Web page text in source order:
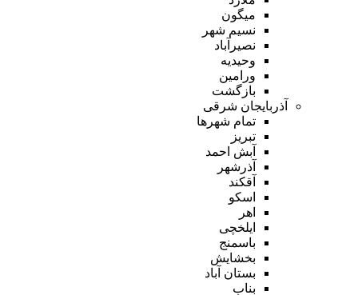
میگون
نسیم شهر
نصیرآباد
وحیدیه
ورامین
بازگشت
آذربایجان شرقی
تمام شهر‌ها
تبریز
آبش احمد
آذرشهر
آقکند
اسکو
اهر
ایلخچی
باسمنج
بخشایش
بستان آباد
بناب